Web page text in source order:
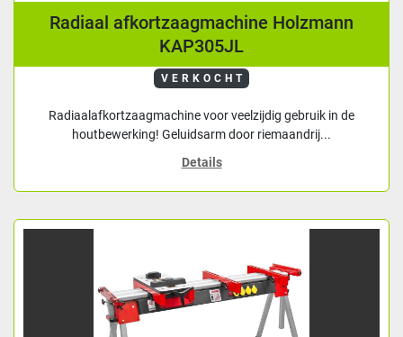
Radiaal afkortzaagmachine Holzmann
KAP305JL
VERKOCHT
Radiaalafkortzaagmachine voor veelzijdig gebruik in de
houtbewerking! Geluidsarm door riemaandrij...
Details